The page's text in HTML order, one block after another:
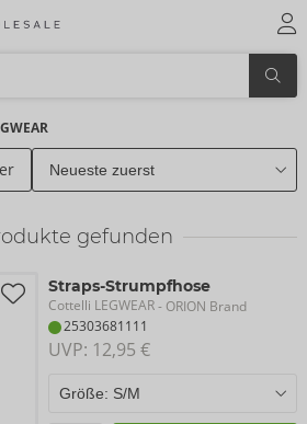
gefunden
Straps-Strumpfhose
Cottelli LEGWEAR- ORION Brand
25303681111
UVP: 12,95 €